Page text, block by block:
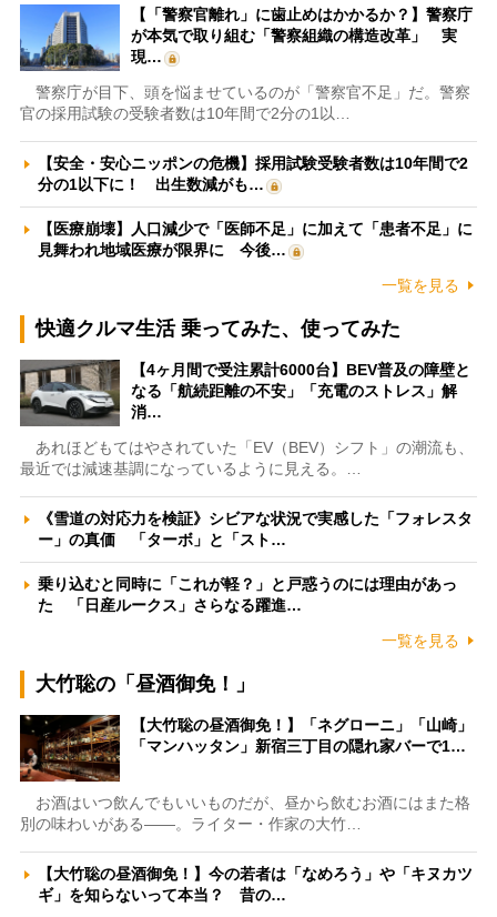
【「警察官離れ」に歯止めはかかるか？】警察庁
が本気で取り組む「警察組織の構造改革」 実
現…
警察庁が目下、頭を悩ませているのが「警察官不足」だ。警察
官の採用試験の受験者数は10年間で2分の1以…
【安全・安心ニッポンの危機】採用試験受験者数は10年間で2
分の1以下に！ 出生数減がも…
【医療崩壊】人口減少で「医師不足」に加えて「患者不足」に
見舞われ地域医療が限界に 今後…
一覧を見る
快適クルマ生活 乗ってみた、使ってみた
【4ヶ月間で受注累計6000台】BEV普及の障壁と
なる「航続距離の不安」「充電のストレス」解
消…
あれほどもてはやされていた「EV（BEV）シフト」の潮流も、
最近では減速基調になっているように見える。…
《雪道の対応力を検証》シビアな状況で実感した「フォレスタ
ー」の真価 「ターボ」と「スト…
乗り込むと同時に「これが軽？」と戸惑うのには理由があっ
た 「日産ルークス」さらなる躍進…
一覧を見る
大竹聡の「昼酒御免！」
【大竹聡の昼酒御免！】「ネグローニ」「山崎」
「マンハッタン」新宿三丁目の隠れ家バーで1…
お酒はいつ飲んでもいいものだが、昼から飲むお酒にはまた格
別の味わいがある――。ライター・作家の大竹…
【大竹聡の昼酒御免！】今の若者は「なめろう」や「キヌカツ
ギ」を知らないって本当？ 昔の…